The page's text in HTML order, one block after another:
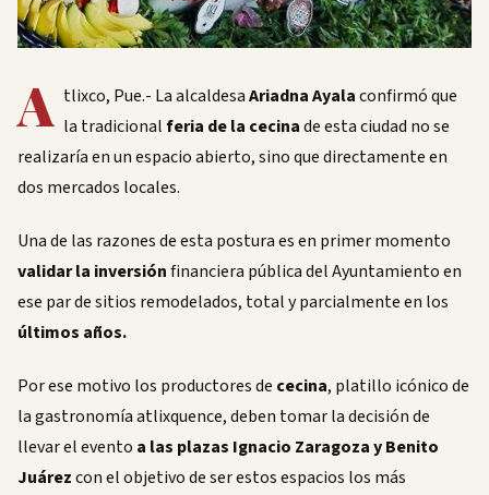
A tlixco, Pue.- La alcaldesaAriadna Ayalaconfirmó que
la tradicionalferia de la cecinade esta ciudad no se
realizaría en un espacio abierto, sino que directamente en
dos mercados locales.
Una de las razones de esta postura es en primer momento
validar la inversiónfinanciera pública del Ayuntamiento en
ese par de sitios remodelados, total y parcialmente en los
últimos años.
Por ese motivo los productores de cecina, platillo icónico de
la gastronomía atlixquence, deben tomar la decisión de
llevar el evento a las plazas Ignacio Zaragoza y Benito
Juárezcon el objetivo de ser estos espacios los más